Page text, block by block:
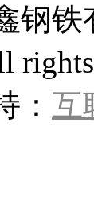
钢
： 互